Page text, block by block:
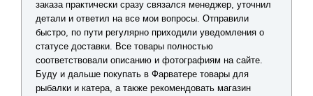
заказа практически сразу связался менеджер, уточнил
детали и ответил на все мои вопросы. Отправили
быстро, по пути регулярно приходили уведомления о
статусе доставки. Все товары полностью
соответствовали описанию и фотографиям на сайте.
Буду и дальше покупать в Фарватере товары для
рыбалки и катера, а также рекомендовать магазин